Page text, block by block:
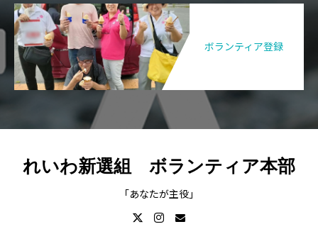
ボランティア登録
れいわ新選組 ボランティア本部
「あなたが主役」